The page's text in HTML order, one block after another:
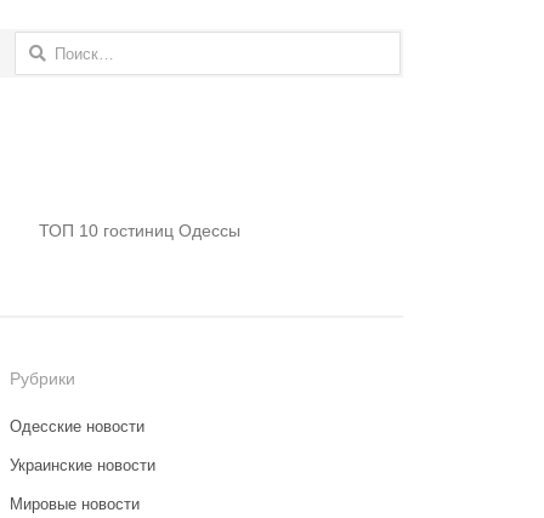
Найти:
ТОП 10 гостиниц Одессы
Рубрики
Одесские новости
Украинские новости
Мировые новости